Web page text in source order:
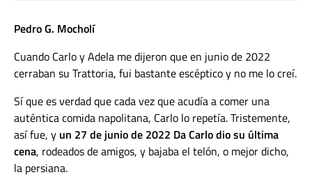
Pedro G. Mocholí
Cuando Carlo y Adela me dijeron que en junio de 2022
cerraban su Trattoria, fui bastante escéptico y no me lo creí.
Sí que es verdad que cada vez que acudía a comer una
auténtica comida napolitana, Carlo lo repetía. Tristemente,
así fue, y un 27 de junio de 2022 Da Carlo dio su última
cena, rodeados de amigos, y bajaba el telón, o mejor dicho,
la persiana.